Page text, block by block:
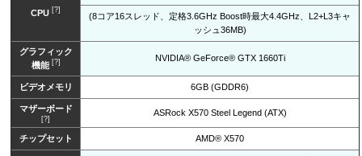
CPU [?]
(8コア16スレッド、定格3.6GHz Boost時最大4.4GHz、L2+L3キャ
ッシュ36MB)
グラフィック
機能[?] NVIDIA® GeForce® GTX 1660Ti
ビデオメモリ 6GB (GDDR6)
マザーボード
[?]
ASRock X570 Steel Legend (ATX)
チップセット AMD® X570